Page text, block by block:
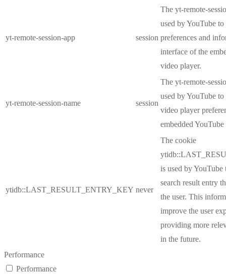
yt-remote-session-app session
The yt-remote-
used by YouTube to
preferences and
interface of the
video player.
yt-remote-session-name session
The yt-remote-
used by YouTube to
video player
embedded
ytidb::LAST_RESULT_ENTRY_KEY never
The cookie
is used by YouTube
search result entry
the user. This
improve the user
providing more
in the future.
Performance
Performance